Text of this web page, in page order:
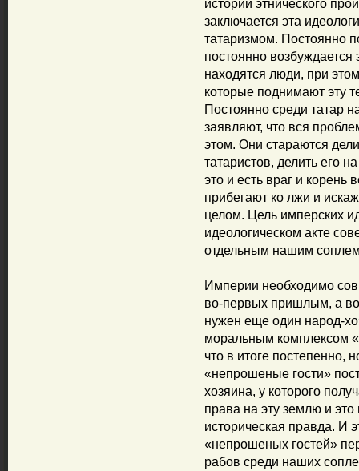
истории этнического
заключается эта
татаризмом. Постоянно
постоянно возбуждается
находятся люди, при
которые поднимают эту
Постоянно среди татар
заявляют, что вся
этом. Они стараются
татаристов, делить его
это и есть враг и корень
прибегают ко лжи и
целом. Цель имперских
идеологическом акте
отдельным нашим
Империи необходимо
во-первых пришлым, а
нужен еще один народ-
моральным комплексом
что в итоге постепенно,
«непрошеные гости»
хозяина, у которого
права на эту землю и
историческая правда. И
«непрошеных гостей»
рабов среди наших